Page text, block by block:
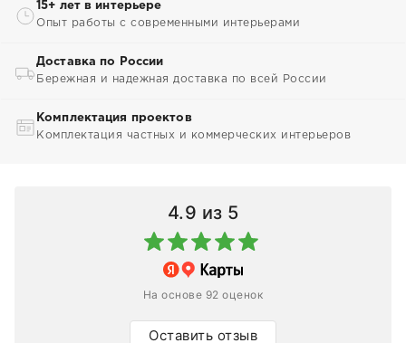
15+ лет в интерьере
Опыт работы с современными интерьерами
Доставка по России
Бережная и надежная доставка по всей России
Комплектация проектов
Комплектация частных и коммерческих интерьеров
4.9 из 5
На основе 92 оценок
Оставить отзыв